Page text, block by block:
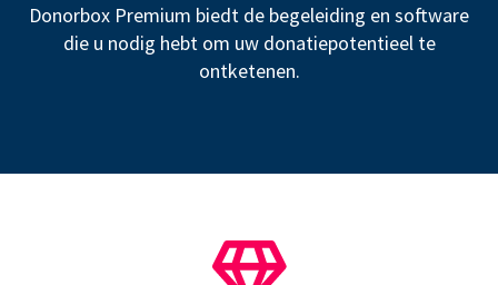
Donorbox Premium biedt de begeleiding en software
die u nodig hebt om uw donatiepotentieel te
ontketenen.